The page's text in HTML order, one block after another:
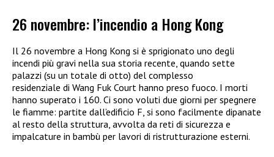
26 novembre: l’incendio a Hong Kong
Il 26 novembre a Hong Kong si è sprigionato uno degli
incendi più gravi nella sua storia recente, quando sette
palazzi (su un totale di otto) del complesso
residenziale di Wang Fuk Court hanno preso fuoco. I morti
hanno superato i 160. Ci sono voluti due giorni per spegnere
le fiamme: partite dall’edificio F, si sono facilmente dipanate
al resto della struttura, avvolta da reti di sicurezza e
impalcature in bambù per lavori di ristrutturazione esterni.